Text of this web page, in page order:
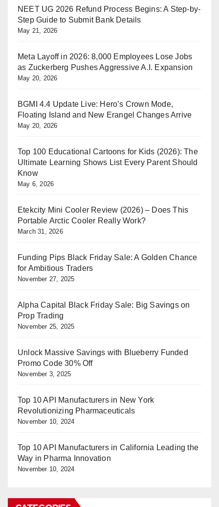
NEET UG 2026 Refund Process Begins: A Step-by-
Step Guide to Submit Bank Details
May 21, 2026
Meta Layoff in 2026: 8,000 Employees Lose Jobs
as Zuckerberg Pushes Aggressive A.I. Expansion
May 20, 2026
BGMI 4.4 Update Live: Hero’s Crown Mode,
Floating Island and New Erangel Changes Arrive
May 20, 2026
Top 100 Educational Cartoons for Kids (2026): The
Ultimate Learning Shows List Every Parent Should
Know
May 6, 2026
Etekcity Mini Cooler Review (2026) – Does This
Portable Arctic Cooler Really Work?
March 31, 2026
Funding Pips Black Friday Sale: A Golden Chance
for Ambitious Traders
November 27, 2025
Alpha Capital Black Friday Sale: Big Savings on
Prop Trading
November 25, 2025
Unlock Massive Savings with Blueberry Funded
Promo Code 30% Off
November 3, 2025
Top 10 API Manufacturers in New York
Revolutionizing Pharmaceuticals
November 10, 2024
Top 10 API Manufacturers in California Leading the
Way in Pharma Innovation
November 10, 2024